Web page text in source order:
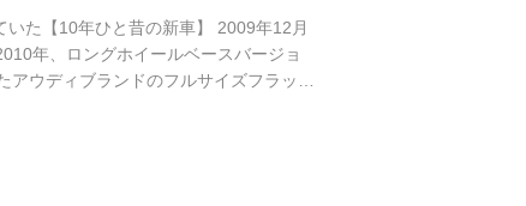
た【10年ひと昔の新車】 2009年12月
年、ロングホイールベースバージョ
ウディブランドのフルサイズフラッグ